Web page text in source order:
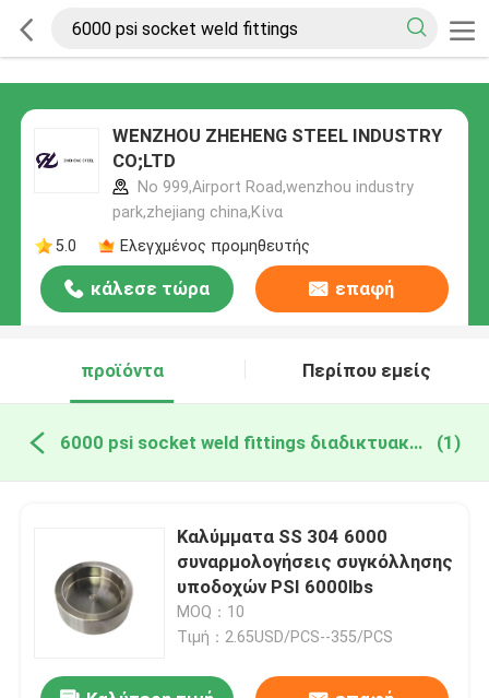
WENZHOU ZHEHENG STEEL INDUSTRY
CO;LTD
No 999,Airport Road,wenzhou industry
park,zhejiang china,Κίνα
5.0
Ελεγχμένος προμηθευτής
κάλεσε τώρα επαφή
προϊόντα Περίπου εμείς
6000 psi socket weld fittings διαδικτυακή κατασκευή (1)
Καλύμματα SS 304 6000
συναρμολογήσεις συγκόλλησης
υποδοχών PSI 6000lbs
MOQ：10
Τιμή：2.65USD/PCS--355/PCS